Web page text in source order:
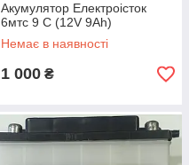
Акумулятор Електроісток
6мтс 9 С (12V 9Ah)
Немає в наявності
1 000 ₴